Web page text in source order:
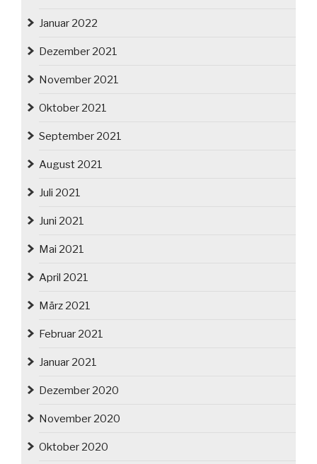
Januar 2022
Dezember 2021
November 2021
Oktober 2021
September 2021
August 2021
Juli 2021
Juni 2021
Mai 2021
April 2021
März 2021
Februar 2021
Januar 2021
Dezember 2020
November 2020
Oktober 2020